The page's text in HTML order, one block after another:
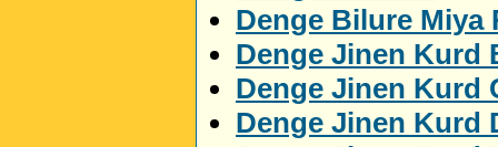
Denge Bilure Miya
Denge Jinen Kurd
Denge Jinen Kurd
Denge Jinen Kurd